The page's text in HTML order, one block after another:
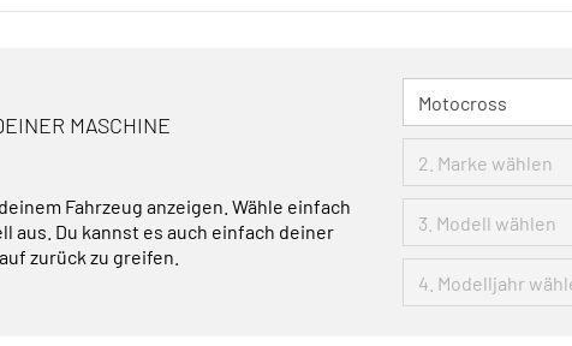
MASCHINE
Fahrzeug anzeigen. Wähle einfach
aus. Du kannst es auch einfach deiner
zurück zu greifen.